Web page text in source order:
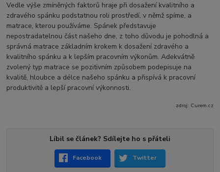
Vedle výše zmíněných faktorů hraje při dosažení kvalitního a
zdravého spánku podstatnou roli prostředí, v němž spíme, a
matrace, kterou používáme. Spánek představuje
nepostradatelnou část našeho dne, z toho důvodu je pohodlná a
správná matrace základním krokem k dosažení zdravého a
kvalitního spánku a k lepším pracovním výkonům. Adekvátně
zvolený typ matrace se pozitivním způsobem podepisuje na
kvalitě, hloubce a délce našeho spánku a přispívá k pracovní
produktivitě a lepší pracovní výkonnosti.
zdroj: Curem.cz
Líbil se článek? Sdílejte ho s přáteli
Facebook Twitter